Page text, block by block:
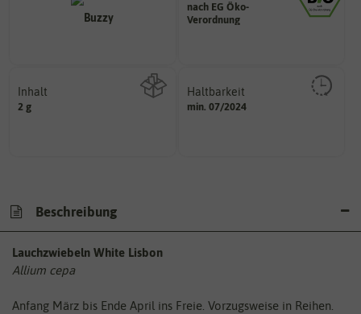
nach EG Öko-
Verordnung
den Richtlinien der biologischen
Landwirtschaft arbeiten.
Inhalt
2 g
Haltbarkeit
min. 07/2024
und Pflanzgut sehr gut keimen
sollte.
Beschreibung
Lauchzwiebeln White Lisbon
Allium cepa
Anfang März bis Ende April ins Freie. Vorzugsweise in Reihen.